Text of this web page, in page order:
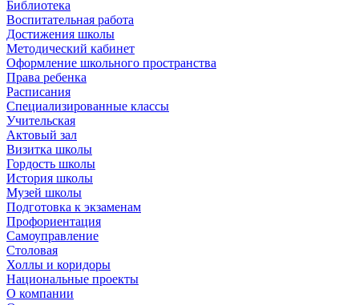
Библиотека
Воспитательная работа
Достижения школы
Методический кабинет
Оформление школьного пространства
Права ребенка
Расписания
Специализированные классы
Учительская
Актовый зал
Визитка школы
Гордость школы
История школы
Музей школы
Подготовка к экзаменам
Профориентация
Самоуправление
Столовая
Холлы и коридоры
Национальные проекты
О компании